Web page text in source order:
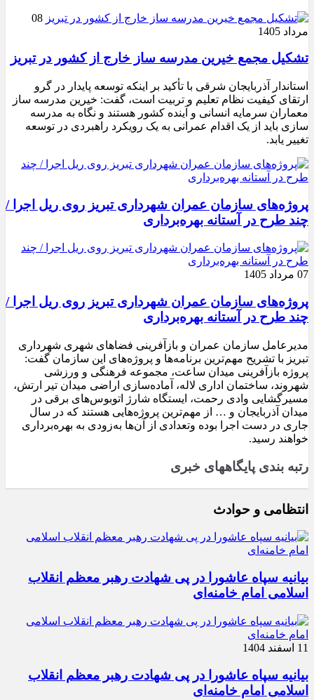
08
مرداد 1405
تشکیل مجمع خیرین مدرسه ‌ساز خارج از کشور در تبریز
استاندار آذربایجان شرقی با تأکید بر اینکه توسعه پایدار در گرو
ارتقای کیفیت نظام تعلیم و تربیت است، گفت: خیرین مدرسه ‌ساز
معماران سرمایه انسانی و آینده کشور هستند و نگاه به مدرسه‌
سازی باید از یک اقدام عمرانی به یک رویکرد راهبردی در توسعه
تغییر یابد.
پروژه‌های سازمان عمران شهرداری تبریز روی ریل اجرا /
چند طرح در آستانه بهره‌برداری
07 مرداد 1405
پروژه‌های سازمان عمران شهرداری تبریز روی ریل اجرا /
چند طرح در آستانه بهره‌برداری
مدیرعامل سازمان عمران و بازآفرینی فضاهای شهری شهرداری
تبریز با تشریح مهم‌ترین برنامه‌ها و پروژه‌های این سازمان گفت:
پروژه بازآفرینی میدان ساعت، مجموعه فرهنگی و ورزشی
شهروند، ساختمان اداری لاله، آماده‌سازی اراضی میدان تیر ارتش،
مسیرگشایی وادی رحمت، ایستگاه شارژ اتوبوس‌های برقی در
میدان آذربایجان و … از مهم‌ترین پروژه‌هایی هستند که در سال
جاری در دست اجرا بوده وتعدادی از آن‌ها به‌زودی به بهره‌برداری
خواهند رسید.
رتبه بندی پایگاههای خبری
انتظامی و حوادث
بیانیه سپاه عاشورا در پی شهادت رهبر معظم انقلاب
اسلامی امام خامنه‌ای
11 اسفند 1404
بیانیه سپاه عاشورا در پی شهادت رهبر معظم انقلاب
اسلامی امام خامنه‌ای